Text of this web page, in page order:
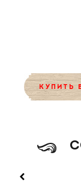
КУПИТЬ